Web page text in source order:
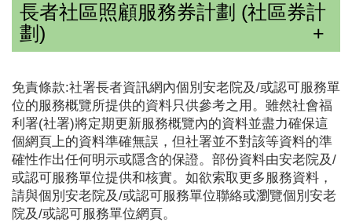
長者社區照顧服務券計劃 (社區券計
劃)
免責條款:社署長者資訊網內個別安老院及/或認可服務單
位的服務概覽所提供的資料只供參考之用。雖然社會福
利署(社署)將定期更新服務概覽內的資料並盡力確保這
個網頁上的資料準確無誤，但社署並不對該等資料的準
確性作出任何明示或隱含的保證。部份資料由安老院及/
或認可服務單位提供和核實。如欲索取更多服務資料，
請與個別安老院及/或認可服務單位聯絡或瀏覽個別安老
院及/或認可服務單位網頁。